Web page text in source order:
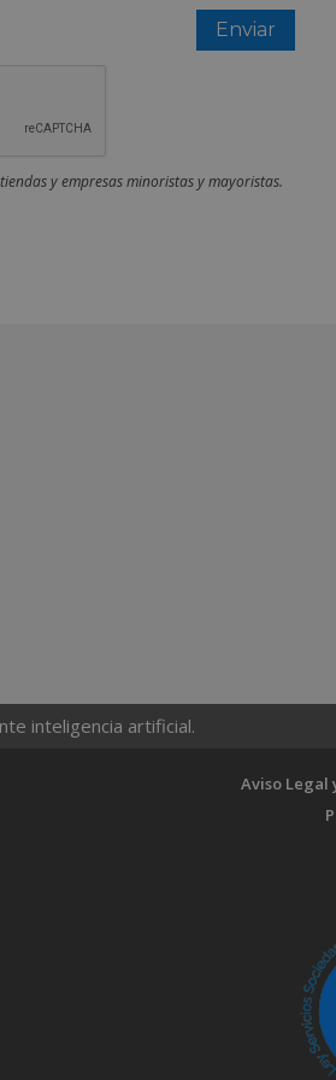
y empresas minoristas y mayoristas.
inteligencia artificial.
Aviso Legal